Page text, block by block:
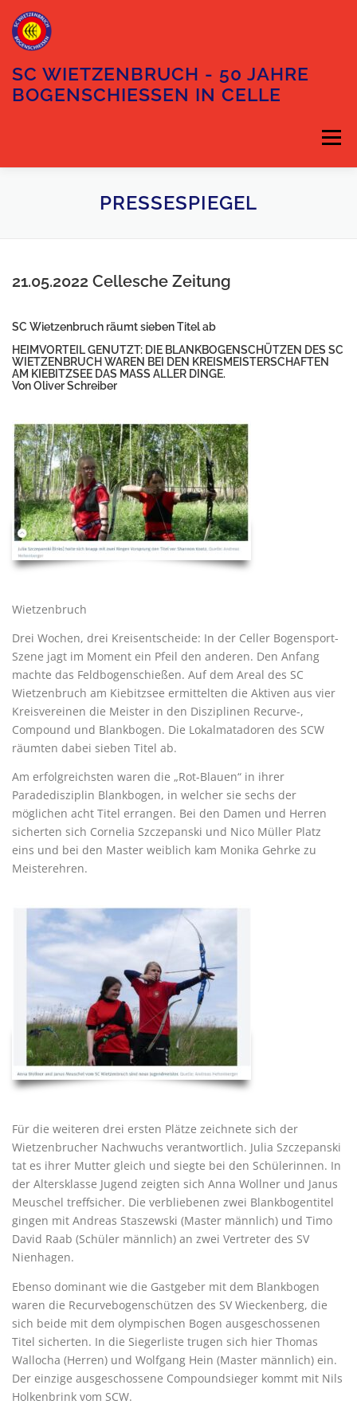
Inhalt
springen
SC WIETZENBRUCH - 50 JAHRE
BOGENSCHIESSEN IN CELLE
Menü
DIE ABTEILUNG DER VORSTAND
PRESSESPIEGEL
21.05.2022 Cellesche Zeitung
SC Wietzenbruch räumt sieben Titel ab
HEIMVORTEIL GENUTZT: DIE BLANKBOGENSCHÜTZEN DES SC
WIETZENBRUCH WAREN BEI DEN KREISMEISTERSCHAFTEN
AM KIEBITZSEE DAS MASS ALLER DINGE.
VonOliver Schreiber
Wietzenbruch
Drei Wochen, drei Kreisentscheide: In der Celler Bogensport-
Szene jagt im Moment ein Pfeil den anderen. Den Anfang
machte das Feldbogenschießen. Auf dem Areal des SC
Wietzenbruch am Kiebitzsee ermittelten die Aktiven aus vier
Kreisvereinen die Meister in den Disziplinen Recurve-,
Compound und Blankbogen. Die Lokalmatadoren des SCW
räumten dabei sieben Titel ab.
Am erfolgreichsten waren die „Rot-Blauen“ in ihrer
Paradedisziplin Blankbogen, in welcher sie sechs der
möglichen acht Titel errangen. Bei den Damen und Herren
sicherten sich Cornelia Szczepanski und Nico Müller Platz
eins und bei den Master weiblich kam Monika Gehrke zu
Meisterehren.
Für die weiteren drei ersten Plätze zeichnete sich der
Wietzenbrucher Nachwuchs verantwortlich. Julia Szczepanski
tat es ihrer Mutter gleich und siegte bei den Schülerinnen. In
der Altersklasse Jugend zeigten sich Anna Wollner und Janus
Meuschel treffsicher. Die verbliebenen zwei Blankbogentitel
gingen mit Andreas Staszewski (Master männlich) und Timo
David Raab (Schüler männlich) an zwei Vertreter des SV
Nienhagen.
Ebenso dominant wie die Gastgeber mit dem Blankbogen
waren die Recurvebogenschützen des SV Wieckenberg, die
sich beide mit dem olympischen Bogen ausgeschossenen
Titel sicherten. In die Siegerliste trugen sich hier Thomas
Wallocha (Herren) und Wolfgang Hein (Master männlich) ein.
Der einzige ausgeschossene Compoundsieger kommt mit Nils
Holkenbrink vom SCW.